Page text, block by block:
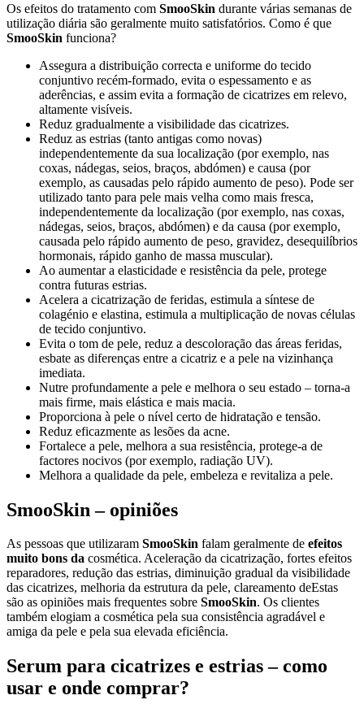
Os efeitos do tratamento com SmooSkin durante várias semanas de
utilização diária são geralmente muito satisfatórios. Como é que
SmooSkin funciona?
Assegura a distribuição correcta e uniforme do tecido
conjuntivo recém-formado, evita o espessamento e as
aderências, e assim evita a formação de cicatrizes em relevo,
altamente visíveis.
Reduz gradualmente a visibilidade das cicatrizes.
Reduz as estrias (tanto antigas como novas)
independentemente da sua localização (por exemplo, nas
coxas, nádegas, seios, braços, abdómen) e causa (por
exemplo, as causadas pelo rápido aumento de peso). Pode ser
utilizado tanto para pele mais velha como mais fresca,
independentemente da localização (por exemplo, nas coxas,
nádegas, seios, braços, abdómen) e da causa (por exemplo,
causada pelo rápido aumento de peso, gravidez, desequilíbrios
hormonais, rápido ganho de massa muscular).
Ao aumentar a elasticidade e resistência da pele, protege
contra futuras estrias.
Acelera a cicatrização de feridas, estimula a síntese de
colagénio e elastina, estimula a multiplicação de novas células
de tecido conjuntivo.
Evita o tom de pele, reduz a descoloração das áreas feridas,
esbate as diferenças entre a cicatriz e a pele na vizinhança
imediata.
Nutre profundamente a pele e melhora o seu estado – torna-a
mais firme, mais elástica e mais macia.
Proporciona à pele o nível certo de hidratação e tensão.
Reduz eficazmente as lesões da acne.
Fortalece a pele, melhora a sua resistência, protege-a de
factores nocivos (por exemplo, radiação UV).
Melhora a qualidade da pele, embeleza e revitaliza a pele.
SmooSkin – opiniões
As pessoas que utilizaram SmooSkin falam geralmente de efeitos
muito bons da cosmética. Aceleração da cicatrização, fortes efeitos
reparadores, redução das estrias, diminuição gradual da visibilidade
das cicatrizes, melhoria da estrutura da pele, clareamento deEstas
são as opiniões mais frequentes sobre SmooSkin. Os clientes
também elogiam a cosmética pela sua consistência agradável e
amiga da pele e pela sua elevada eficiência.
Serum para cicatrizes e estrias – como
usar e onde comprar?